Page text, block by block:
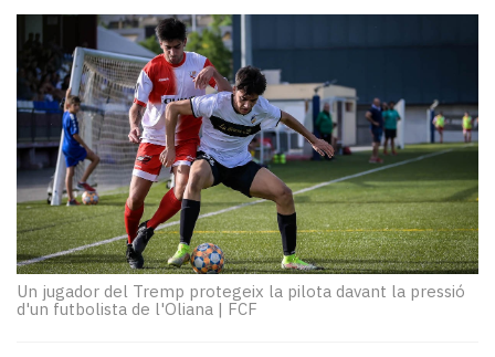
mitjans
El
temps
Reportatges
Entrevistes
Enquestes
A
escena!
Dis
la
teva!
Subscriptors
La
Un jugador del Tremp protegeix la pilota davant la pressió
d'un futbolista de l'Oliana | FCF